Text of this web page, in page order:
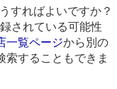
すればよいですか？
されている可能性
一覧ページから別の
索することもできま